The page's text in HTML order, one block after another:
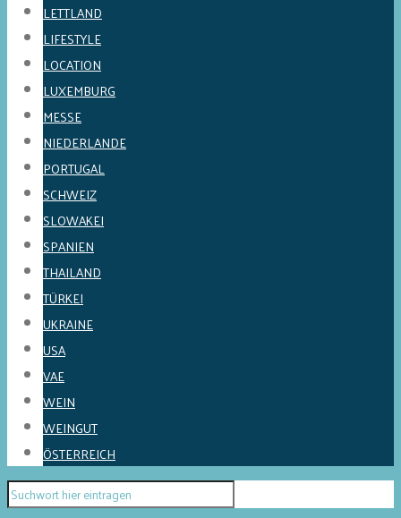
LETTLAND
LIFESTYLE
LOCATION
LUXEMBURG
MESSE
NIEDERLANDE
PORTUGAL
SCHWEIZ
SLOWAKEI
SPANIEN
THAILAND
TÜRKEI
UKRAINE
USA
VAE
WEIN
WEINGUT
ÖSTERREICH